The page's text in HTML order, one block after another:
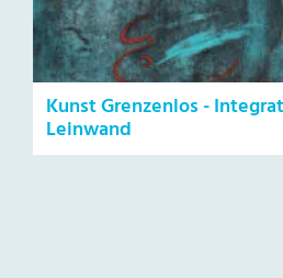
Kunst Grenzenlos -
Leinwand